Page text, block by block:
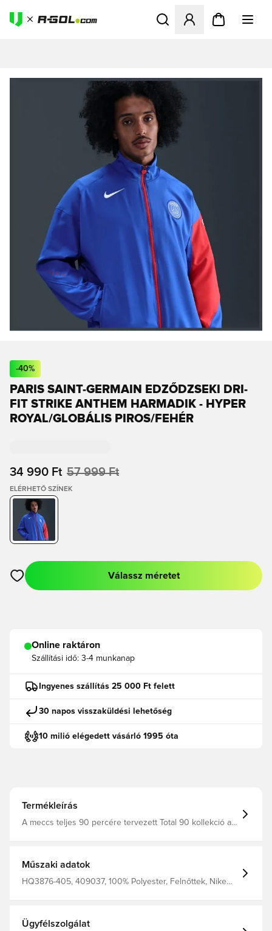
Megnyit egy modált a
-40%
PARIS SAINT-GERMAIN EDZŐDZSEKI DRI-
FIT STRIKE ANTHEM HARMADIK - HYPER
ROYAL/GLOBÁLIS PIROS/FEHÉR
34 990 Ft 57 999 Ft
ELÉRHETŐ SZÍNEK
Megnyit egy modált a bejelentkezéshez vagy a tagként való
Válassz méretet
Online raktáron
Szállítási idő: 3-4 munkanap
Ingyenes szállítás 25 000 Ft felett
30 napos visszaküldési lehetőség
10 milió elégedett vásárló 1995 óta
Termékleírás
A meccs teljes 90 percére tervezett Total 90 kollekció a
technológiával párosul, hogy hűvösen és
képességeidet.
Műszaki adatok
HQ3876-405, 409037, 100% Polyester, Felnőttek, Nike
Ügyfélszolgálat